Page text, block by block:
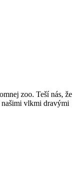
zoo. Teší nás, že
vlkmi dravými